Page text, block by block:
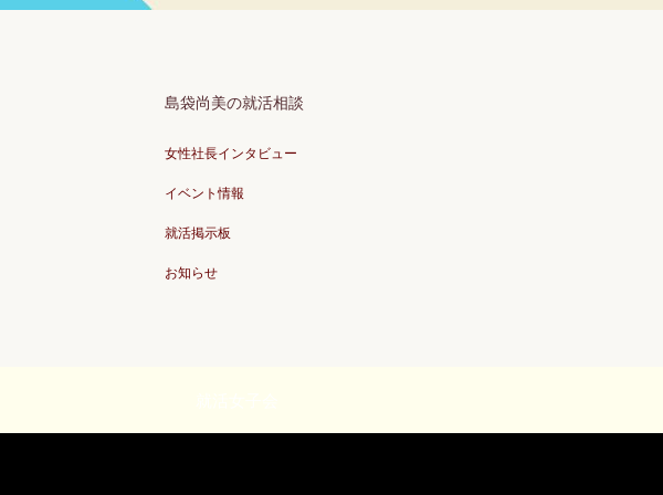
島袋尚美の就活相談
女性社長インタビュー
イベント情報
就活掲示板
お知らせ